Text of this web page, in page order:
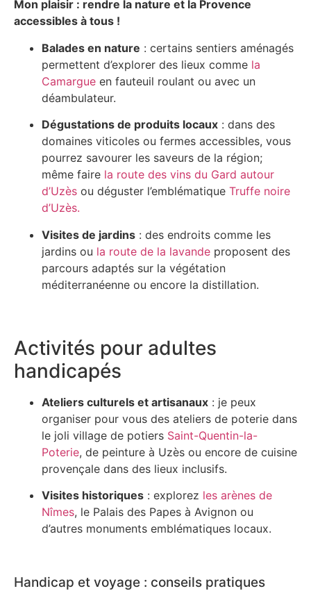
Mon plaisir : rendre la nature et la Provence
accessibles à tous !
Balades en nature : certains sentiers aménagés
permettent d’explorer des lieux comme la
Camargue en fauteuil roulant ou avec un
déambulateur.
Dégustations de produits locaux : dans des
domaines viticoles ou fermes accessibles, vous
pourrez savourer les saveurs de la région;
même faire la route des vins du Gard autour
d’Uzès ou déguster l’emblématique Truffe noire
d’Uzès.
Visites de jardins : des endroits comme les
jardins ou la route de la lavande proposent des
parcours adaptés sur la végétation
méditerranéenne ou encore la distillation.
Activités pour adultes
handicapés
Ateliers culturels et artisanaux : je peux
organiser pour vous des ateliers de poterie dans
le joli village de potiers Saint-Quentin-la-
Poterie, de peinture à Uzès ou encore de cuisine
provençale dans des lieux inclusifs.
Visites historiques : explorez les arènes de
Nîmes, le Palais des Papes à Avignon ou
d’autres monuments emblématiques locaux.
Handicap et voyage : conseils pratiques